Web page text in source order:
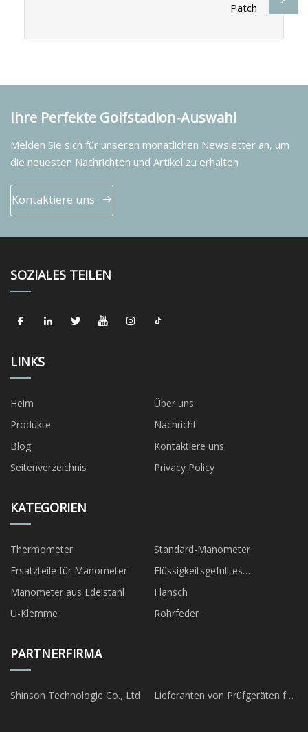
Patch
Ihre Perfekte Golfstadion-Auswahl
Melden Sie sich für unseren monatlichen Newsletter an, um
die neuesten Nachrichten und Artikel zu erhalten
Kontaktiere uns
SOZIALES TEILEN
LINKS
Heim
Über uns
Produkte
Nachricht
Blog
Kontaktiere uns
Seitenverzeichnis
Privacy Policy
KATEGORIEN
Thermometer
Standard-Manometer
Ersatzteile für Manometer
Flüssigkeitsgefülltes
Manometer
Manometer aus Edelstahl
Flansch
U-Klemme
Rohrfeder
PARTNERFIRMA
Shinson Technologie Co., Ltd
Lieferanten von Prüfgeräten für